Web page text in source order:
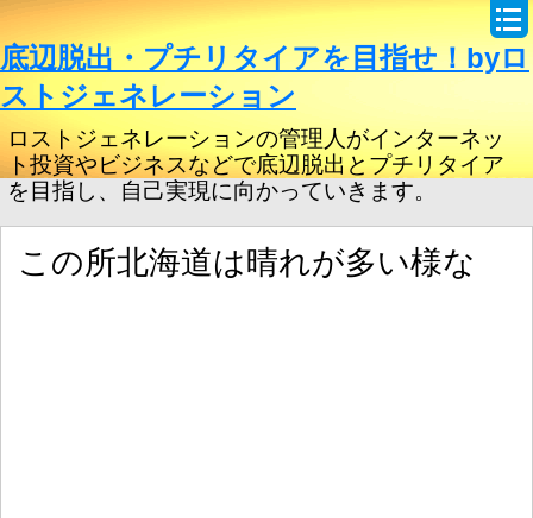
底辺脱出・プチリタイアを目指せ！byロ
ストジェネレーション
ロストジェネレーションの管理人がインターネッ
ト投資やビジネスなどで底辺脱出とプチリタイア
を目指し、自己実現に向かっていきます。
この所北海道は晴れが多い様な